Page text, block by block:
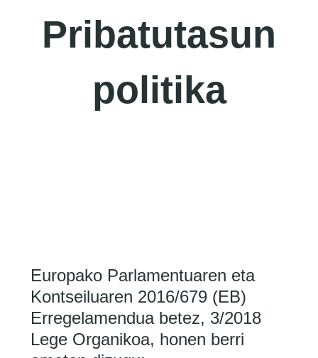
Pribatutasun
politika
Europako Parlamentuaren eta
Kontseiluaren 2016/679 (EB)
Erregelamendua betez, 3/2018
Lege Organikoa, honen berri